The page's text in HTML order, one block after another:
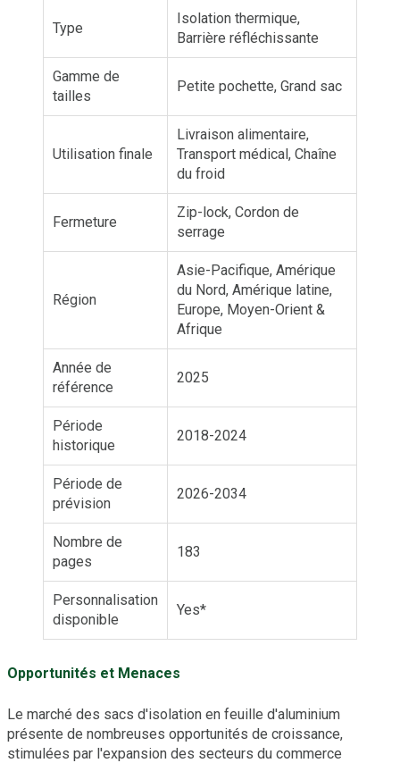
Type
Isolation thermique,
Barrière réfléchissante
Gamme de
tailles
Petite pochette, Grand sac
Utilisation finale
Livraison alimentaire,
Transport médical, Chaîne
du froid
Fermeture
Zip-lock, Cordon de
serrage
Région
Asie-Pacifique, Amérique
du Nord, Amérique latine,
Europe, Moyen-Orient &
Afrique
Année de
référence
2025
Période
historique
2018-2024
Période de
prévision
2026-2034
Nombre de
pages
183
Personnalisation
disponible
Yes*
Opportunités et Menaces
Le marché des sacs d'isolation en feuille d'aluminium
présente de nombreuses opportunités de croissance,
stimulées par l'expansion des secteurs du commerce